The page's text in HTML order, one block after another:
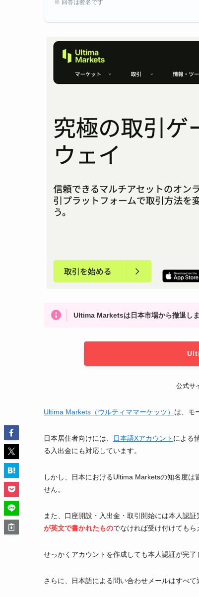
※ 回答は匿名です
Ultima Marketsは日本市場から撤退しま
公式サ
Ultima Markets（ウルティママーケッツ） は、モ
日本居住者向けには、 日本語Xアカウント による
る入出金にも対応しています。
しかし、日本におけるUltima Marketsの知名度
せん。
また、口座開設・入出金・取引開始には本人認
が英文で書かれたものでなければ受け付けてもら
せっかくアカウントを作成しても本人認証が完
さらに、日本語による問い合わせメールはすべ